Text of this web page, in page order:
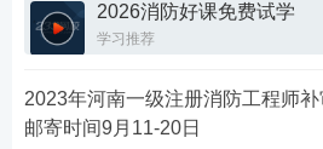
2026消防好课免费试学
学习推荐
2023年河南一级注册消防工程师
邮寄时间9月11-20日